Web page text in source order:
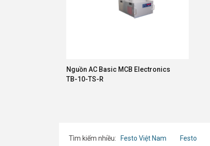
Nguồn AC Basic MCB Electronics
TB-10-TS-R
Tìm kiếm nhiều: Festo Việt Nam Festo